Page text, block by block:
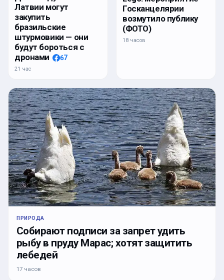
Латвии могут
закупить
бразильские
штурмовики — они
будут бороться с
дронами
67
21 час
Госканцелярии
возмутило публику
(ФОТО)
18 часов
ПРИРОДА
Собирают подписи за запрет удить
рыбу в пруду Марас; хотят защитить
лебедей
17 часов